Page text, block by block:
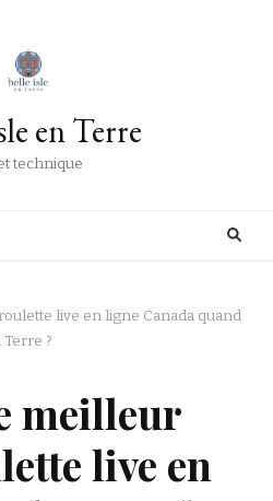
en Terre
technique
live en ligne Canada quand
?
meilleur
live en